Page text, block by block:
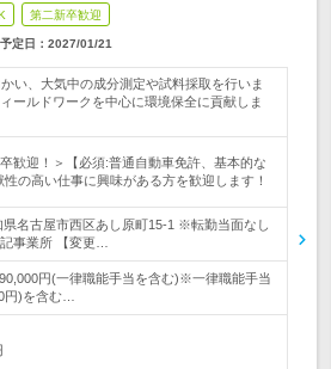
第二新卒歓迎
定日： 2027/01/21
い、大気中の成分測定や試料採取を行いま
ールドワークを中心に環境保全に貢献しま
歓迎！＞【必須:普通自動車免許、基本的な
の高い仕事に興味がある方を歓迎します！
県名古屋市西区あし原町15-1 ※転勤当面なし
事業所 【変更…
円(一律職能手当を含む)※一律職能手当
円)を含む…